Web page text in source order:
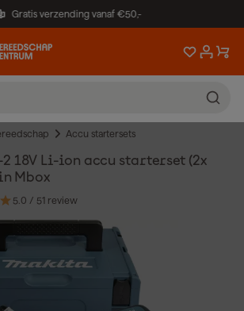
Gratis verzending vanaf €50,-
Accu startersets
2 18V Li-ion accu starterset (2x
Mbox
5.0 / 51 review